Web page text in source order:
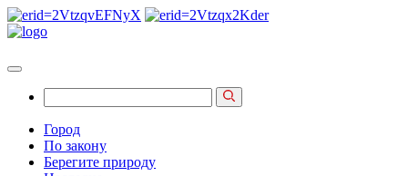
Город
По закону
Берегите природу